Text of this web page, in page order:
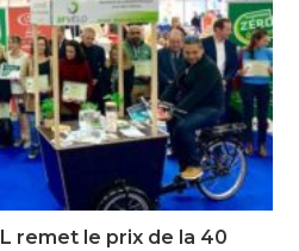
remet le prix de la 40